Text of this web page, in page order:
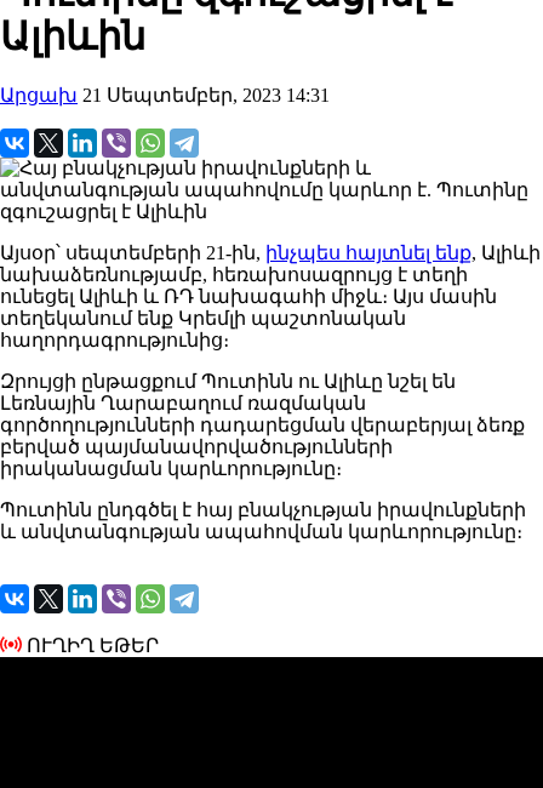
Ալիևին
Արցախ 21 Սեպտեմբեր, 2023 14:31
Այսօր՝ սեպտեմբերի 21-ին, ինչպես հայտնել ենք, Ալիևի
նախաձեռնությամբ, հեռախոսազրույց է տեղի
ունեցել Ալիևի և ՌԴ նախագահի միջև։ Այս մասին
տեղեկանում ենք Կրեմլի պաշտոնական
հաղորդագրությունից։
Զրույցի ընթացքում Պուտինն ու Ալիևը նշել են
Լեռնային Ղարաբաղում ռազմական
գործողությունների դադարեցման վերաբերյալ ձեռք
բերված պայմանավորվածությունների
իրականացման կարևորությունը։
Պուտինն ընդգծել է հայ բնակչության իրավունքների
և անվտանգության ապահովման կարևորությունը։
ՈՒՂԻՂ ԵԹԵՐ